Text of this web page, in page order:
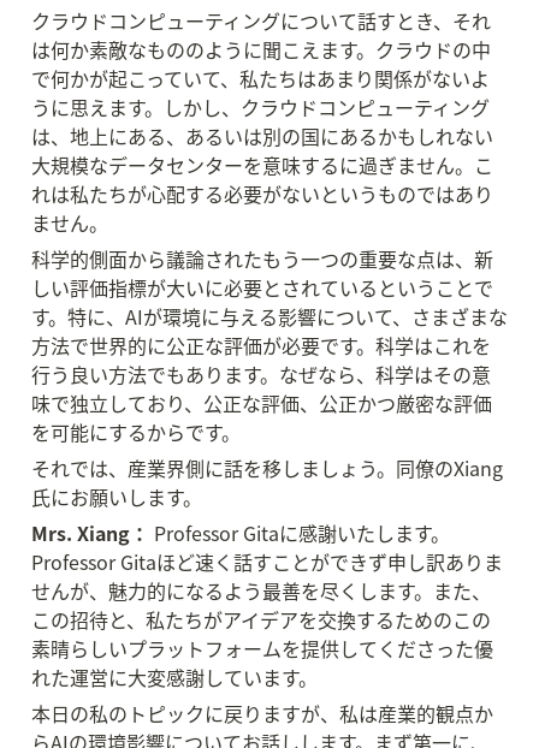
クラウドコンピューティングについて話すとき、それ
は何か素敵なもののように聞こえます。クラウドの中
で何かが起こっていて、私たちはあまり関係がないよ
うに思えます。しかし、クラウドコンピューティング
は、地上にある、あるいは別の国にあるかもしれない
大規模なデータセンターを意味するに過ぎません。こ
れは私たちが心配する必要がないというものではあり
ません。
科学的側面から議論されたもう一つの重要な点は、新
しい評価指標が大いに必要とされているということで
す。特に、AIが環境に与える影響について、さまざまな
方法で世界的に公正な評価が必要です。科学はこれを
行う良い方法でもあります。なぜなら、科学はその意
味で独立しており、公正な評価、公正かつ厳密な評価
を可能にするからです。
それでは、産業界側に話を移しましょう。同僚のXiang
氏にお願いします。
Mrs. Xiang： Professor Gitaに感謝いたします。
Professor Gitaほど速く話すことができず申し訳ありま
せんが、魅力的になるよう最善を尽くします。また、
この招待と、私たちがアイデアを交換するためのこの
素晴らしいプラットフォームを提供してくださった優
れた運営に大変感謝しています。
本日の私のトピックに戻りますが、私は産業的観点か
らAIの環境影響についてお話しします。まず第一に、